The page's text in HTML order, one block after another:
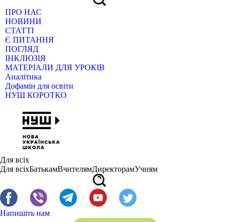
ПРО НАС
НОВИНИ
СТАТТІ
Є ПИТАННЯ
ПОГЛЯД
ІНКЛЮЗІЯ
МАТЕРІАЛИ ДЛЯ УРОКІВ
Аналітика
Дофамін для освіти
НУШ КОРОТКО
Для всіх
Для всіхБатькамВчителямДиректорамУчням
Напишіть нам